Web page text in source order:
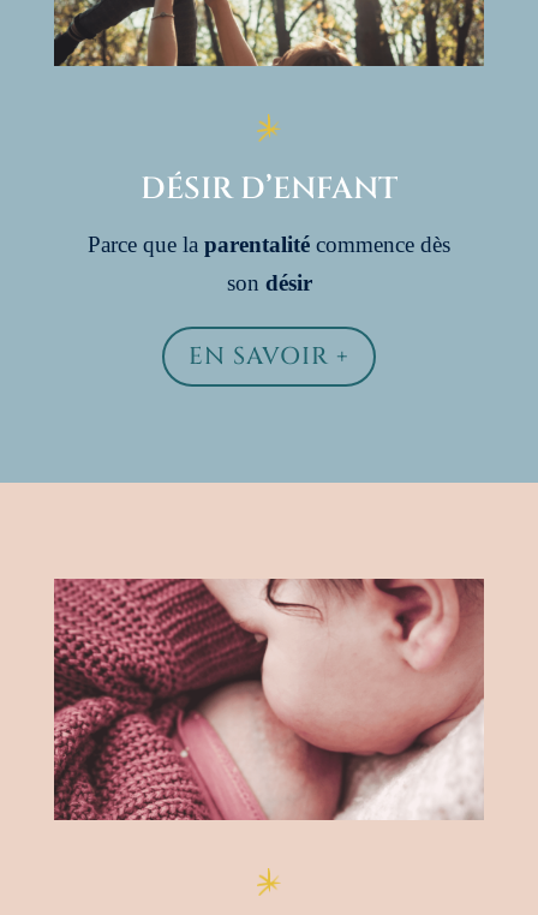
DÉSIR D’ENFANT
Parce que la parentalité commence dès
son désir
EN SAVOIR +